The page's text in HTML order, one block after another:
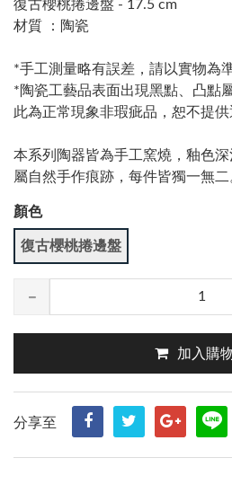
復古櫻桃捲邊盤 - 17.5 cm
材質 ：陶瓷
*手工測量略有誤差，請以實物為
*陶瓷工藝品表面出現黑點、凸點
此為正常現象非瑕疵品，恕不提
本系列陶器皆為手工窯燒，釉色
屬自然手作痕跡，每件皆獨一無二
顏色
復古櫻桃捲邊盤
加入購
分享至